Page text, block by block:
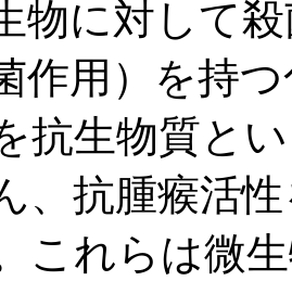
物に対して
作用）を持
抗生物質と
、抗腫瘊活
これらは微